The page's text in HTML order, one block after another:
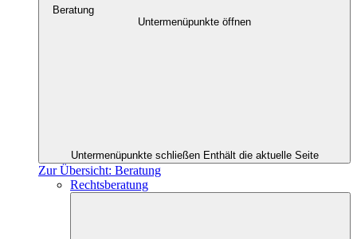
Beratung
Untermenüpunkte öffnen
Untermenüpunkte schließen Enthält die aktuelle Seite
Zur Übersicht: Beratung
Rechtsberatung